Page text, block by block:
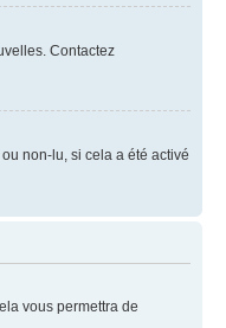
Contactez
non-lu, si cela a été activé
vous permettra de